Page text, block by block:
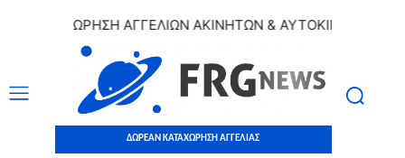
ΑΓΓΕΛΙΩΝ ΑΚΙΝΗΤΩΝ & ΑΥΤΟΚΙΝΗΤΩΝ |
ΔΩΡΕΑΝ ΚΑΤΑΧΩΡΗΣΗ ΑΓΓΕΛΙΑΣ